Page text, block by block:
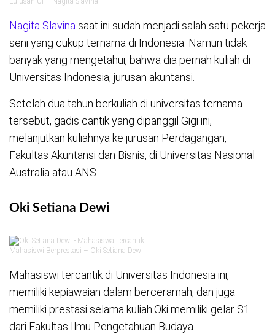
Nagita Slavina saat ini sudah menjadi salah satu pekerja
seni yang cukup ternama di Indonesia. Namun tidak
banyak yang mengetahui, bahwa dia pernah kuliah di
Universitas Indonesia, jurusan akuntansi.
Setelah dua tahun berkuliah di universitas ternama
tersebut, gadis cantik yang dipanggil Gigi ini,
melanjutkan kuliahnya ke jurusan Perdagangan,
Fakultas Akuntansi dan Bisnis, di Universitas Nasional
Australia atau ANS.
Oki Setiana Dewi
Mahasiswi Berprestasi – Oki Setiana Dewi
Mahasiswi tercantik di Universitas Indonesia ini,
memiliki kepiawaian dalam berceramah, dan juga
memiliki prestasi selama kuliah.Oki memiliki gelar S1
dari Fakultas Ilmu Pengetahuan Budaya.